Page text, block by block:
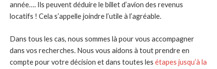
année…. Ils peuvent déduire le billet d’avion des revenus
locatifs ! Cela s’appelle joindre l’utile à l’agréable.
Dans tous les cas, nous sommes là pour vous accompagner
dans vos recherches. Nous vous aidons à tout prendre en
compte pour votre décision et dans toutes les étapes jusqu’à la